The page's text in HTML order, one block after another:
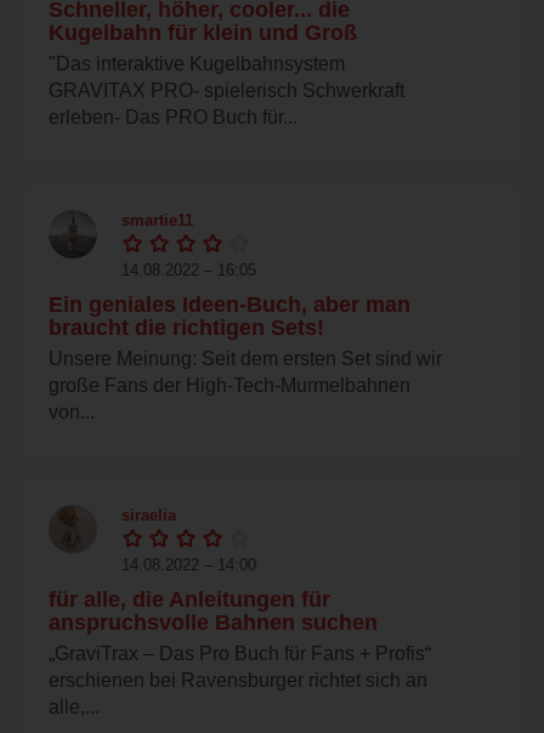
Schneller, höher, cooler... die
Kugelbahn für klein und Groß
"Das interaktive Kugelbahnsystem
GRAVITAX PRO- spielerisch Schwerkraft
erleben- Das PRO Buch für...
smartie11
14.08.2022 – 16:05
Ein geniales Ideen-Buch, aber man
braucht die richtigen Sets!
Unsere Meinung: Seit dem ersten Set sind wir
große Fans der High-Tech-Murmelbahnen
von...
siraelia
14.08.2022 – 14:00
für alle, die Anleitungen für
anspruchsvolle Bahnen suchen
„GraviTrax – Das Pro Buch für Fans + Profis“
erschienen bei Ravensburger richtet sich an
alle,...